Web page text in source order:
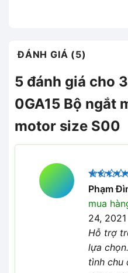
ĐÁNH GIÁ (5)
5 đánh giá cho
0GA15 Bộ ngắt
motor size S00
Được xếp
hạng
5
sao
Phạm
mua
24, 2021
Hỗ trợ
lựa
tình chu